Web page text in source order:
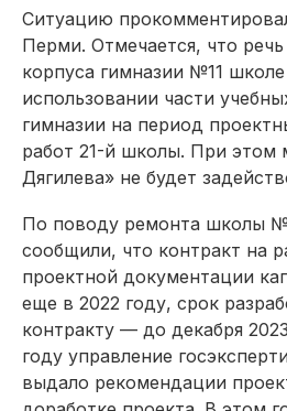
Ситуацию
Перми. Отмечается, что
корпуса гимназии №11
использовании части
гимназии на период
работ 21-й школы. При этом
Дягилева» не будет
По поводу ремонта школы
сообщили, что контракт на
проектной документации
еще в 2022 году, срок
контракту — до декабря
году управление
выдало рекомендации